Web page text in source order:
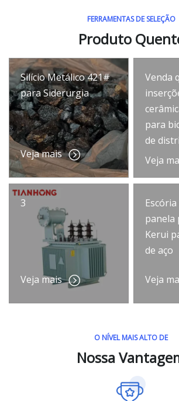
FERRAMENTAS DE SELEÇÃO
Produto
Silício Metálico 421#
para Siderurgia
Veja mais
Venda
para
de
Veja
3
Veja mais
panela
Kerui
de aço
Veja
O NÍVEL MAIS ALTO DE
Nossa